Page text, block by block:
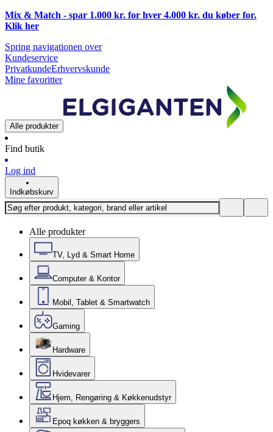
Mix & Match - spar 1.000 kr. for hver 4.000 kr. du køber for.
Klik her
Spring navigationen over
Kundeservice
PrivatkundeErhvervskunde
Mine favoritter
Alle produkter
Find butik
Log ind
Indkøbskurv
Alle produkter
TV, Lyd & Smart Home
Computer & Kontor
Mobil, Tablet & Smartwatch
Gaming
Hardware
Hvidevarer
Hjem, Rengøring & Køkkenudstyr
Epoq køkken & bryggers